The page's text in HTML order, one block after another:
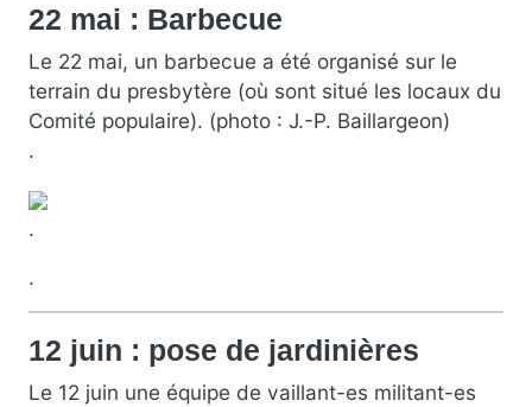
22 mai : Barbecue
Le 22 mai, un barbecue a été organisé sur le
terrain du presbytère (où sont situé les locaux du
Comité populaire). (photo : J.-P. Baillargeon)
.
.
.
12 juin : pose de jardinières
Le 12 juin une équipe de vaillant-es militant-es